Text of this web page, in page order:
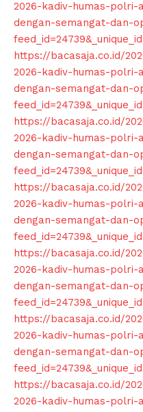
2026-kadiv-humas-polri-
dengan-semangat-dan-
https://bacasaja.co.id/
2026-kadiv-humas-polri-
dengan-semangat-dan-
https://bacasaja.co.id/
2026-kadiv-humas-polri-
dengan-semangat-dan-
https://bacasaja.co.id/
2026-kadiv-humas-polri-
dengan-semangat-dan-
https://bacasaja.co.id/
2026-kadiv-humas-polri-
dengan-semangat-dan-
https://bacasaja.co.id/
2026-kadiv-humas-polri-
dengan-semangat-dan-
https://bacasaja.co.id/
2026-kadiv-humas-polri-